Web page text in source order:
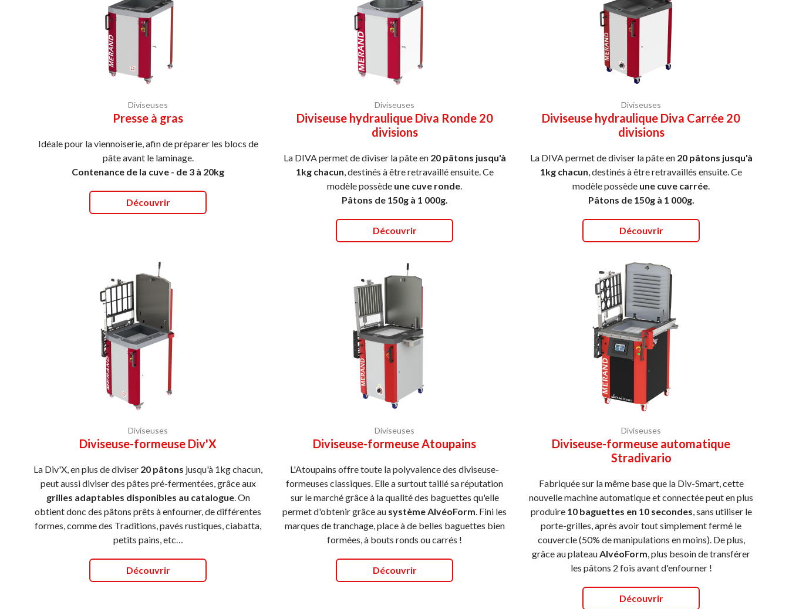
Diviseuses
Presse à gras
Idéale pour la viennoiserie, afin de préparer les blocs de
pâte avant le laminage.
Contenance de la cuve - de 3 à 20kg
Découvrir
Diviseuses
Diviseuse hydraulique Diva Ronde 20
divisions
La DIVA permet de diviser la pâte en 20 pâtons jusqu'à
1kg chacun, destinés à être retravaillé ensuite. Ce
modèle possède une cuve ronde.
Pâtons de 150g à 1 000g.
Découvrir
Diviseuses
Diviseuse hydraulique Diva Carrée 20
divisions
La DIVA permet de diviser la pâte en 20 pâtons jusqu'à
1kg chacun, destinés à être retravaillés ensuite. Ce
modèle possède une cuve carrée.
Pâtons de 150g à 1 000g.
Découvrir
Diviseuses
Diviseuse-formeuse Div'X
La Div'X, en plus de diviser 20 pâtons jusqu'à 1kg chacun,
peut aussi diviser des pâtes pré-fermentées, grâce aux
grilles adaptables disponibles au catalogue. On
obtient donc des pâtons prêts à enfourner, de différentes
formes, comme des Traditions, pavés rustiques, ciabatta,
petits pains, etc…
Découvrir
Diviseuses
Diviseuse-formeuse Atoupains
L'Atoupains offre toute la polyvalence des diviseuse-
formeuses classiques. Elle a surtout taillé sa réputation
sur le marché grâce à la qualité des baguettes qu'elle
permet d'obtenir grâce au système AlvéoForm. Fini les
marques de tranchage, place à de belles baguettes bien
formées, à bouts ronds ou carrés !
Découvrir
Diviseuses
Diviseuse-formeuse automatique
Stradivario
Fabriquée sur la même base que la Div-Smart, cette
nouvelle machine automatique et connectée peut en plus
produire 10 baguettes en 10 secondes, sans utiliser le
porte-grilles, après avoir tout simplement fermé le
couvercle (50% de manipulations en moins). De plus,
grâce au plateauAlvéoForm, plus besoin de transférer
les pâtons 2 fois avant d'enfourner !
Découvrir